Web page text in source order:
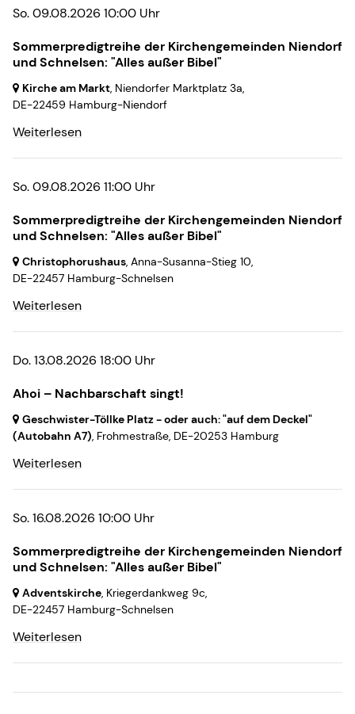
So. 09.08.2026 10:00 Uhr
Sommerpredigtreihe der Kirchengemeinden Niendorf
und Schnelsen: "Alles außer Bibel"
Kirche am Markt, Niendorfer Marktplatz 3a,
DE-22459 Hamburg-Niendorf
Weiterlesen
So. 09.08.2026 11:00 Uhr
Sommerpredigtreihe der Kirchengemeinden Niendorf
und Schnelsen: "Alles außer Bibel"
Christophorushaus, Anna-Susanna-Stieg 10,
DE-22457 Hamburg-Schnelsen
Weiterlesen
Do. 13.08.2026 18:00 Uhr
Ahoi – Nachbarschaft singt!
Geschwister-Töllke Platz - oder auch: "auf dem Deckel"
(Autobahn A7), Frohmestraße, DE-20253 Hamburg
Weiterlesen
So. 16.08.2026 10:00 Uhr
Sommerpredigtreihe der Kirchengemeinden Niendorf
und Schnelsen: "Alles außer Bibel"
Adventskirche, Kriegerdankweg 9c,
DE-22457 Hamburg-Schnelsen
Weiterlesen